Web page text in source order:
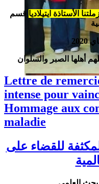
الأستاذة ايتيلاديا قسم
أهلها الصبر والسلوان
Lettre de
intense pour
Hommage aux
maladie
للقضاء على